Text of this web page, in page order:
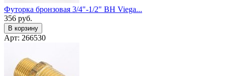
Футорка бронзовая 3/4"-1/2" ВН Viega...
356 руб.
В корзину
Арт: 266530